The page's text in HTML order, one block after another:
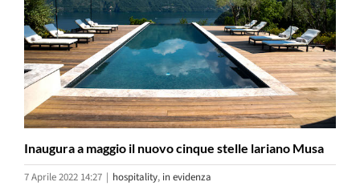
Inaugura a maggio il nuovo cinque stelle lariano Musa
7 Aprile 2022 14:27 | hospitality, in evidenza